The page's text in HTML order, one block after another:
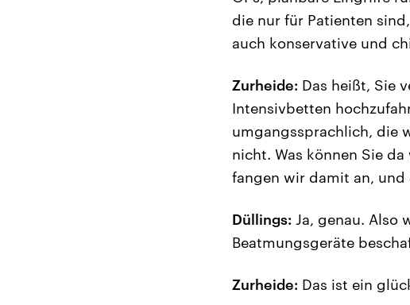
die nur für Patienten
auch konservative und
Zurheide: Das heißt, Sie
Intensivbetten
umgangssprachlich, die
nicht. Was können Sie
fangen wir damit an, und
Düllings: Ja, genau. Also
Beatmungsgeräte
Zurheide: Das ist ein